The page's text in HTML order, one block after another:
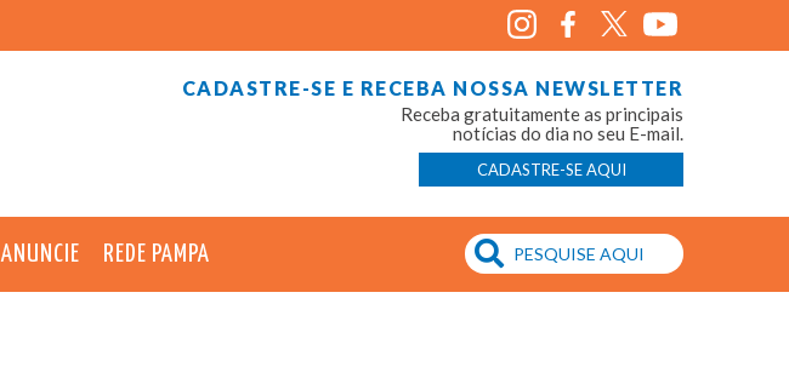
CADASTRE-SE E RECEBA NOSSA NEWSLETTER
Receba gratuitamente as principais
notícias do dia no seu E-mail.
CADASTRE-SE AQUI
ANUNCIE REDE PAMPA